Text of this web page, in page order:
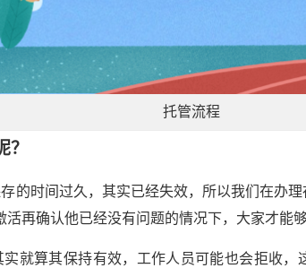
托管流程
？
的时间过久，其实已经失效，所以我们在办
再确认他已经没有问题的情况下，大家才能够
就算其保持有效，工作人员可能也会拒收